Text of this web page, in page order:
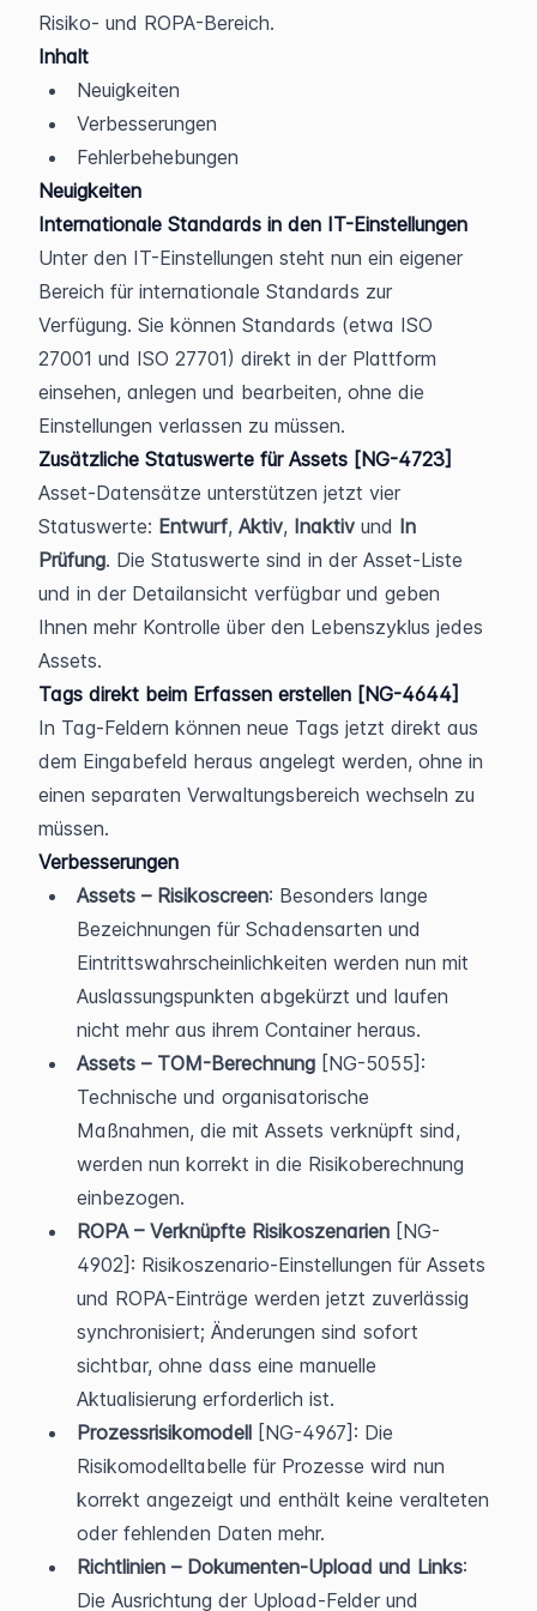
Risiko- und ROPA-Bereich.
Inhalt
Neuigkeiten
Verbesserungen
Fehlerbehebungen
Neuigkeiten
Internationale Standards in den IT-Einstellungen
Unter den IT-Einstellungen steht nun ein eigener
Bereich für internationale Standards zur
Verfügung. Sie können Standards (etwa ISO
27001 und ISO 27701) direkt in der Plattform
einsehen, anlegen und bearbeiten, ohne die
Einstellungen verlassen zu müssen.
Zusätzliche Statuswerte für Assets [NG-4723]
Asset-Datensätze unterstützen jetzt vier
Statuswerte: Entwurf, Aktiv, Inaktiv und In
Prüfung. Die Statuswerte sind in der Asset-Liste
und in der Detailansicht verfügbar und geben
Ihnen mehr Kontrolle über den Lebenszyklus jedes
Assets.
Tags direkt beim Erfassen erstellen [NG-4644]
In Tag-Feldern können neue Tags jetzt direkt aus
dem Eingabefeld heraus angelegt werden, ohne in
einen separaten Verwaltungsbereich wechseln zu
müssen.
Verbesserungen
Assets – Risikoscreen: Besonders lange
Bezeichnungen für Schadensarten und
Eintrittswahrscheinlichkeiten werden nun mit
Auslassungspunkten abgekürzt und laufen
nicht mehr aus ihrem Container heraus.
Assets – TOM-Berechnung [NG-5055]:
Technische und organisatorische
Maßnahmen, die mit Assets verknüpft sind,
werden nun korrekt in die Risikoberechnung
einbezogen.
ROPA – Verknüpfte Risikoszenarien [NG-
4902]: Risikoszenario-Einstellungen für Assets
und ROPA-Einträge werden jetzt zuverlässig
synchronisiert; Änderungen sind sofort
sichtbar, ohne dass eine manuelle
Aktualisierung erforderlich ist.
Prozessrisikomodell [NG-4967]: Die
Risikomodelltabelle für Prozesse wird nun
korrekt angezeigt und enthält keine veralteten
oder fehlenden Daten mehr.
Richtlinien – Dokumenten-Upload und Links:
Die Ausrichtung der Upload-Felder und